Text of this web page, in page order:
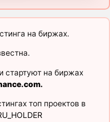
на биржах.
стартуют на биржах
.
топ проектов в